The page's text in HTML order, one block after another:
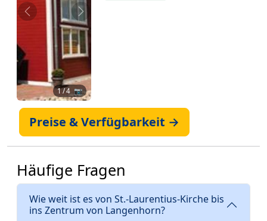
Zurück Weiter
1/ 4 📷
Preise & Verfügbarkeit →
Häufige Fragen
Wie weit ist es von St.-Laurentius-Kirche bis
ins Zentrum von Langenhorn?